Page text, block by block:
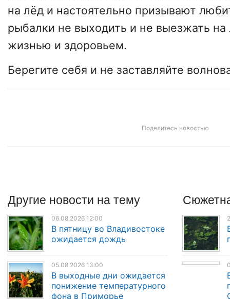
на лёд и настоятельно призывают
рыбалки не выходить и не выезжать на
жизнью и здоровьем.
Берегите себя и не заставляйте
Поделитесь новостью
Другие новости на тему
06.08.2026 12:00
В пятницу во Владивостоке
ожидается дождь
05.08.2026 13:00
В выходные дни ожидается
понижение температурного
фона в Приморье